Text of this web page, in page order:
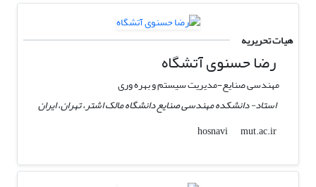
هیات تحریریه
رضا حسنوی آتشگاه
مهندسی صنایع-مدیریت سیستم و بهره وری
استاد- دانشکده مهندسی صنایع دانشگاه مالک اشتر، تهران، ایران
hosnavi
mut.ac.ir